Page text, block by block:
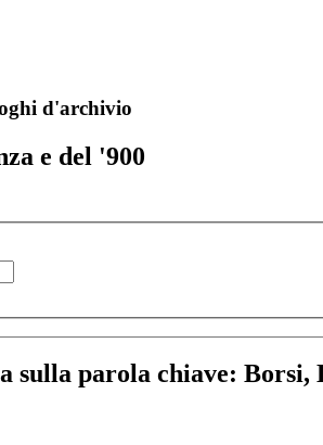
d'archivio
e del '900
sulla parola chiave: Borsi,